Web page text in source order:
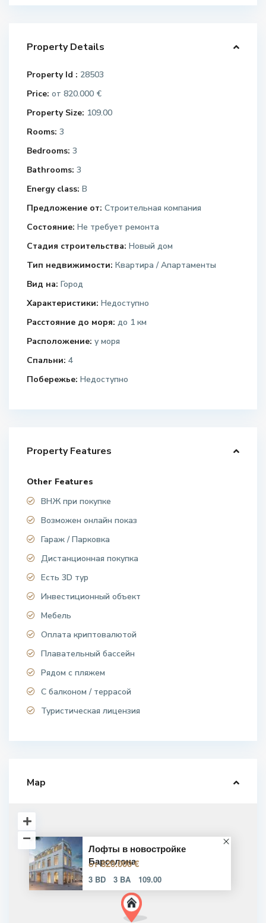
Property Details
Property Id : 28503
Price: от 820.000 €
Property Size: 109.00
Rooms: 3
Bedrooms: 3
Bathrooms: 3
Energy class: B
Предложение от: Строительная компания
Состояние: Не требует ремонта
Стадия строительства: Новый дом
Тип недвижимости: Квартира / Апартаменты
Вид на: Город
Характеристики: Недоступно
Расстояние до моря: до 1 км
Расположение: у моря
Спальни: 4
Побережье: Недоступно
Property Features
Other Features
ВНЖ при покупке
Возможен онлайн показ
Гараж / Парковка
Дистанционная покупка
Есть 3D тур
Инвестиционный объект
Мебель
Оплата криптовалютой
Плавательный бассейн
Рядом с пляжем
С балконом / террасой
Туристическая лицензия
Map
Лофты в новостройке
Барселона
от 820.000 €
3 BD 3 BA 109.00